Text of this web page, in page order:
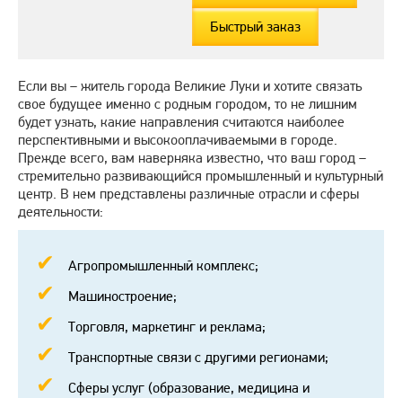
Быстрый заказ
Если вы – житель города Великие Луки и хотите связать
свое будущее именно с родным городом, то не лишним
будет узнать, какие направления считаются наиболее
перспективными и высокооплачиваемыми в городе.
Прежде всего, вам наверняка известно, что ваш город –
стремительно развивающийся промышленный и культурный
центр. В нем представлены различные отрасли и сферы
деятельности:
Агропромышленный комплекс;
Машиностроение;
Торговля, маркетинг и реклама;
Транспортные связи с другими регионами;
Сферы услуг (образование, медицина и